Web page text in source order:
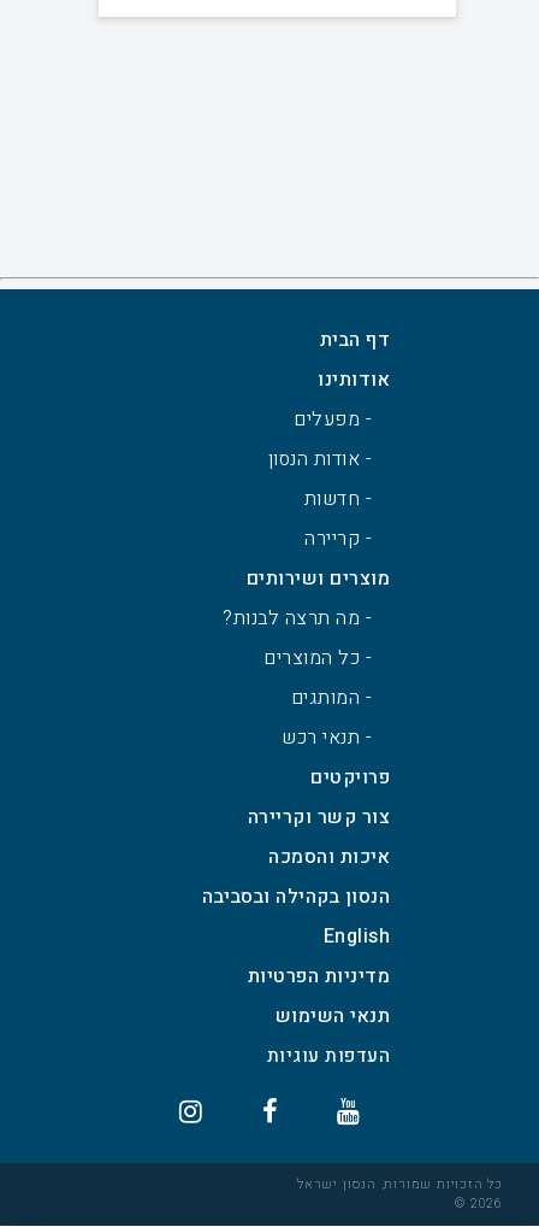
דף הבית
אודותינו
- מפעלים
- אודות הנסון
- חדשות
- קריירה
מוצרים ושירותים
- מה תרצה לבנות?
- כל המוצרים
- המותגים
- תנאי רכש
פרויקטים
צור קשר וקריירה
איכות והסמכה
הנסון בקהילה ובסביבה
English
מדיניות הפרטיות
תנאי השימוש
כל הזכויות שמורות, הנסון ישראל
2026 ©